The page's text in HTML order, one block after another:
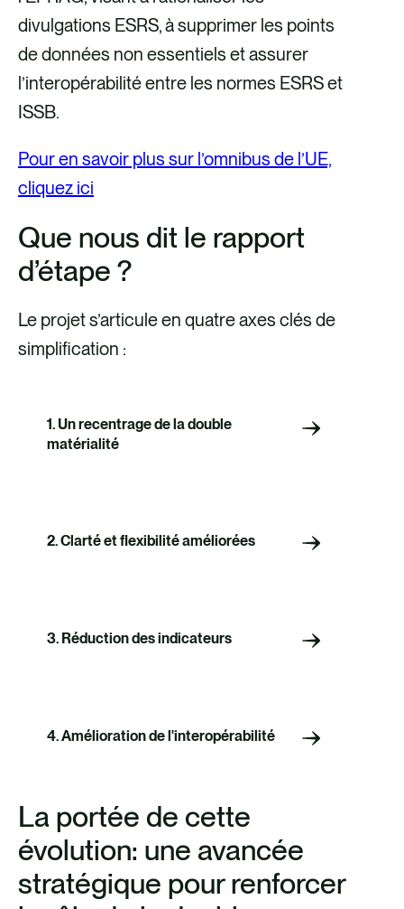
divulgations ESRS, à supprimer les points
de données non essentiels et assurer
l’interopérabilité entre les normes ESRS et
ISSB.
Pour en savoir plus sur l’omnibus de l’UE,
cliquez ici
Que nous dit le rapport
d’étape ?
Le projet s’articule en quatre axes clés de
simplification :
1. Un recentrage de la double
matérialité
Prioriser le modèle
2. Clarté et flexibilité améliorées
3. Réduction des indicateurs
Indication précise des
divulgations obligatoires
4. Amélioration de l'interopérabilité
La portée de cette
évolution: une avancée
stratégique pour renforcer